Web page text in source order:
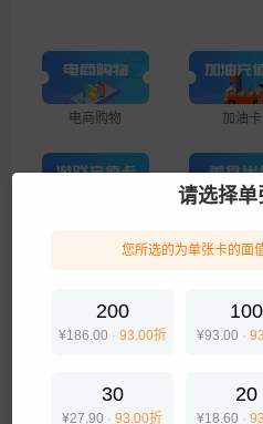
电商购物 加油卡
请选择单
您所选的为单张卡的面
200
¥186.00 · 93.00折
100
¥93.00 ·
30
¥27.90 · 93.00折
20
¥18.60 ·